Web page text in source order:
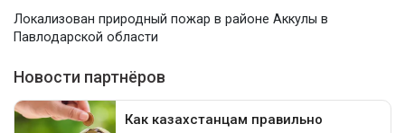
Локализован природный пожар в районе Аккулы в
Павлодарской области